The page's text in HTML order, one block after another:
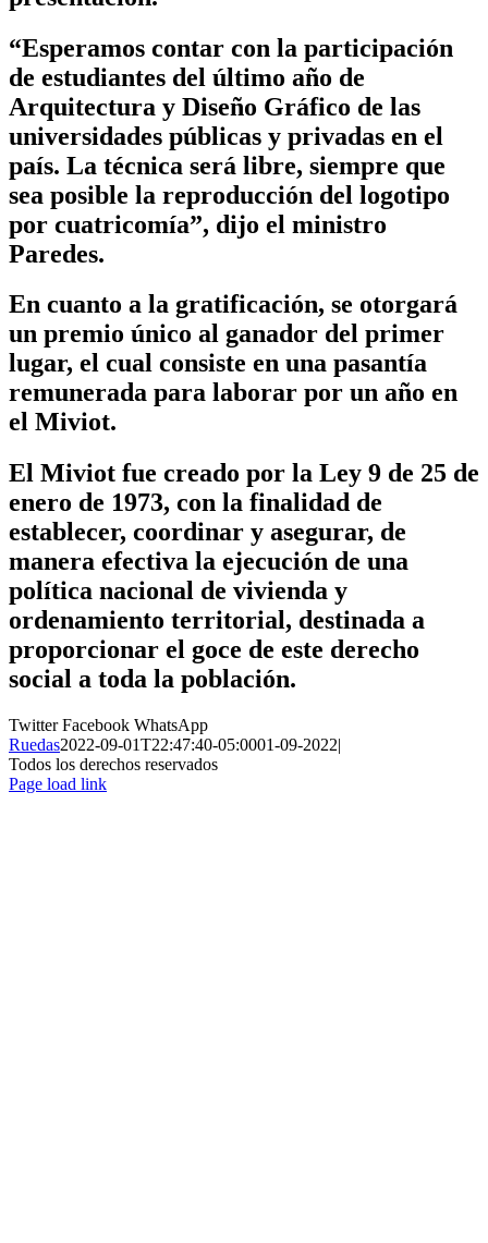
“Esperamos contar con la participación
de estudiantes del último año de
Arquitectura y Diseño Gráfico de las
universidades públicas y privadas en el
país. La técnica será libre, siempre que
sea posible la reproducción del logotipo
por cuatricomía”, dijo el ministro
Paredes.
En cuanto a la gratificación, se otorgará
un premio único al ganador del primer
lugar, el cual consiste en una pasantía
remunerada para laborar por un año en
el Miviot.
El Miviot fue creado por la Ley 9 de 25 de
enero de 1973, con la finalidad de
establecer, coordinar y asegurar, de
manera efectiva la ejecución de una
política nacional de vivienda y
ordenamiento territorial, destinada a
proporcionar el goce de este derecho
social a toda la población.
TwitterFacebook WhatsApp
Ruedas2022-09-01T22:47:40-05:0001-09-2022|
Todos los derechos reservados
Page load link